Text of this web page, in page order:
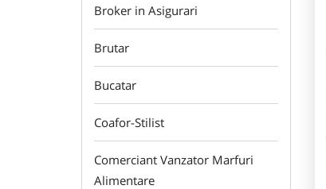
Broker in Asigurari
Brutar
Bucatar
Coafor-Stilist
Comerciant Vanzator Marfuri
Alimentare